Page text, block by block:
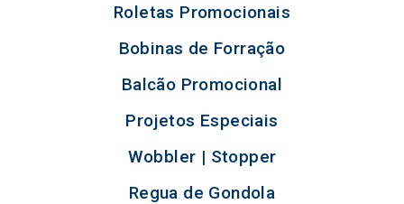
Roletas Promocionais
Bobinas de Forração
Balcão Promocional
Projetos Especiais
Wobbler | Stopper
Regua de Gondola